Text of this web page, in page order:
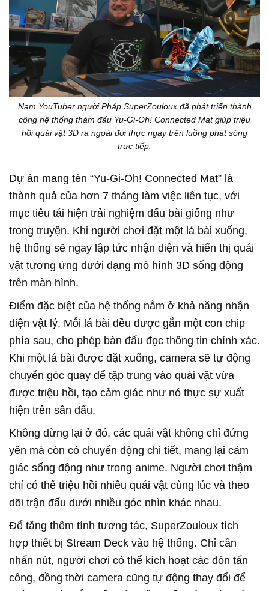
Nam YouTuber người Pháp SuperZouloux đã phát triển thành
công hệ thống thảm đấu Yu-Gi-Oh! Connected Mat giúp triệu
hồi quái vật 3D ra ngoài đời thực ngay trên luồng phát sóng
trực tiếp.
Dự án mang tên “Yu-Gi-Oh! Connected Mat” là
thành quả của hơn 7 tháng làm việc liên tục, với
mục tiêu tái hiện trải nghiệm đấu bài giống như
trong truyện. Khi người chơi đặt một lá bài xuống,
hệ thống sẽ ngay lập tức nhận diện và hiển thị quái
vật tương ứng dưới dạng mô hình 3D sống động
trên màn hình.
Điểm đặc biệt của hệ thống nằm ở khả năng nhận
diện vật lý. Mỗi lá bài đều được gắn một con chip
phía sau, cho phép bàn đấu đọc thông tin chính xác.
Khi một lá bài được đặt xuống, camera sẽ tự động
chuyển góc quay để tập trung vào quái vật vừa
được triệu hồi, tạo cảm giác như nó thực sự xuất
hiện trên sân đấu.
Không dừng lại ở đó, các quái vật không chỉ đứng
yên mà còn có chuyển động chi tiết, mang lại cảm
giác sống động như trong anime. Người chơi thậm
chí có thể triệu hồi nhiều quái vật cùng lúc và theo
dõi trận đấu dưới nhiều góc nhìn khác nhau.
Để tăng thêm tính tương tác, SuperZouloux tích
hợp thiết bị Stream Deck vào hệ thống. Chỉ cần
nhấn nút, người chơi có thể kích hoạt các đòn tấn
công, đồng thời camera cũng tự động thay đổi để